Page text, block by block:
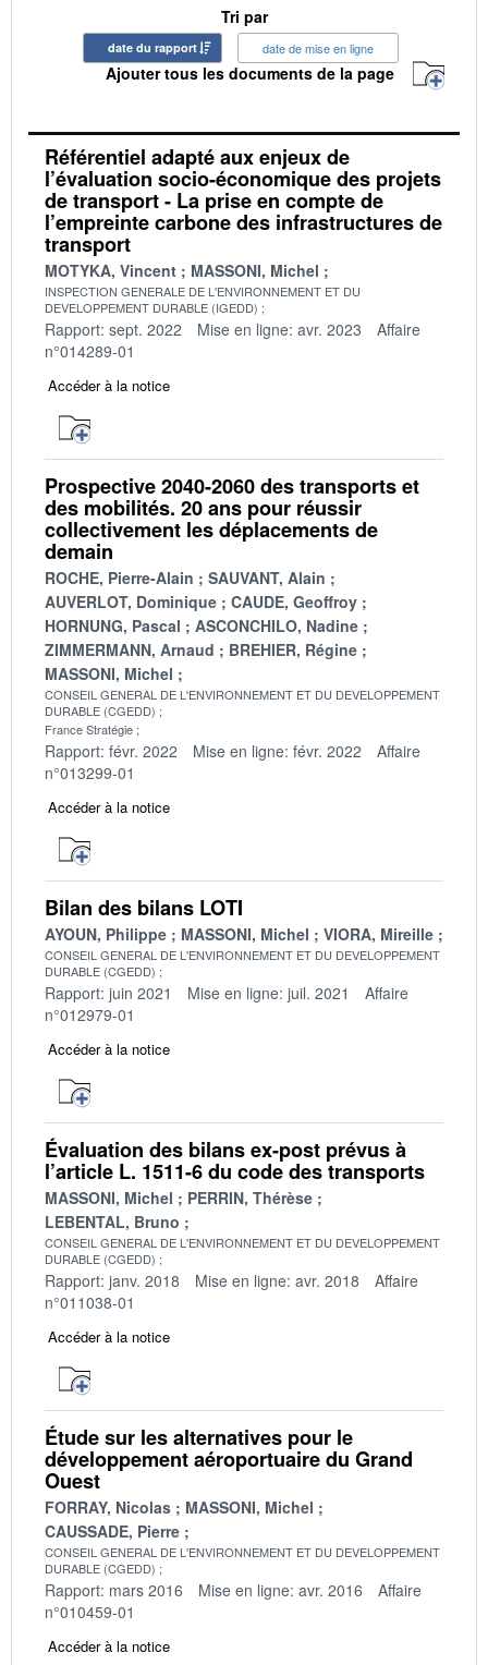
Tri par
date du rapport date de mise en ligne
Ajouter tous les documents de la page
Référentiel adapté aux enjeux de
l’évaluation socio-économique des projets
de transport - La prise en compte de
l’empreinte carbone des infrastructures de
transport
MOTYKA, Vincent MASSONI, Michel
INSPECTION GENERALE DE L'ENVIRONNEMENT ET DU
DEVELOPPEMENT DURABLE (IGEDD)
Rapport: sept. 2022 Mise en ligne: avr. 2023
Affaire
n°014289-01
Accéder à la notice
Prospective 2040-2060 des transports et
des mobilités. 20 ans pour réussir
collectivement les déplacements de
demain
ROCHE, Pierre-Alain
SAUVANT, Alain
AUVERLOT, Dominique
CAUDE, Geoffroy
HORNUNG, Pascal
ASCONCHILO, Nadine
ZIMMERMANN, Arnaud
BREHIER, Régine
MASSONI, Michel
CONSEIL GENERAL DE L'ENVIRONNEMENT ET DU DEVELOPPEMENT
DURABLE (CGEDD)
France Stratégie
Rapport: févr. 2022 Mise en ligne: févr. 2022
Affaire
n°013299-01
Accéder à la notice
Bilan des bilans LOTI
AYOUN, Philippe MASSONI, Michel VIORA, Mireille
CONSEIL GENERAL DE L'ENVIRONNEMENT ET DU DEVELOPPEMENT
DURABLE (CGEDD)
Rapport: juin 2021 Mise en ligne: juil. 2021
Affaire
n°012979-01
Accéder à la notice
Évaluation des bilans ex-post prévus à
l’article L. 1511-6 du code des transports
MASSONI, Michel
PERRIN, Thérèse
LEBENTAL, Bruno
CONSEIL GENERAL DE L'ENVIRONNEMENT ET DU DEVELOPPEMENT
DURABLE (CGEDD)
Rapport: janv. 2018 Mise en ligne: avr. 2018
Affaire
n°011038-01
Accéder à la notice
Étude sur les alternatives pour le
développement aéroportuaire du Grand
Ouest
FORRAY, Nicolas
MASSONI, Michel
CAUSSADE, Pierre
CONSEIL GENERAL DE L'ENVIRONNEMENT ET DU DEVELOPPEMENT
DURABLE (CGEDD)
Rapport: mars 2016 Mise en ligne: avr. 2016
Affaire
n°010459-01
Accéder à la notice